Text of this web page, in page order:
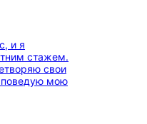
и я
стажем.
свои
мою